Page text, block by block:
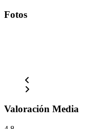
Fotos
Valoración Media